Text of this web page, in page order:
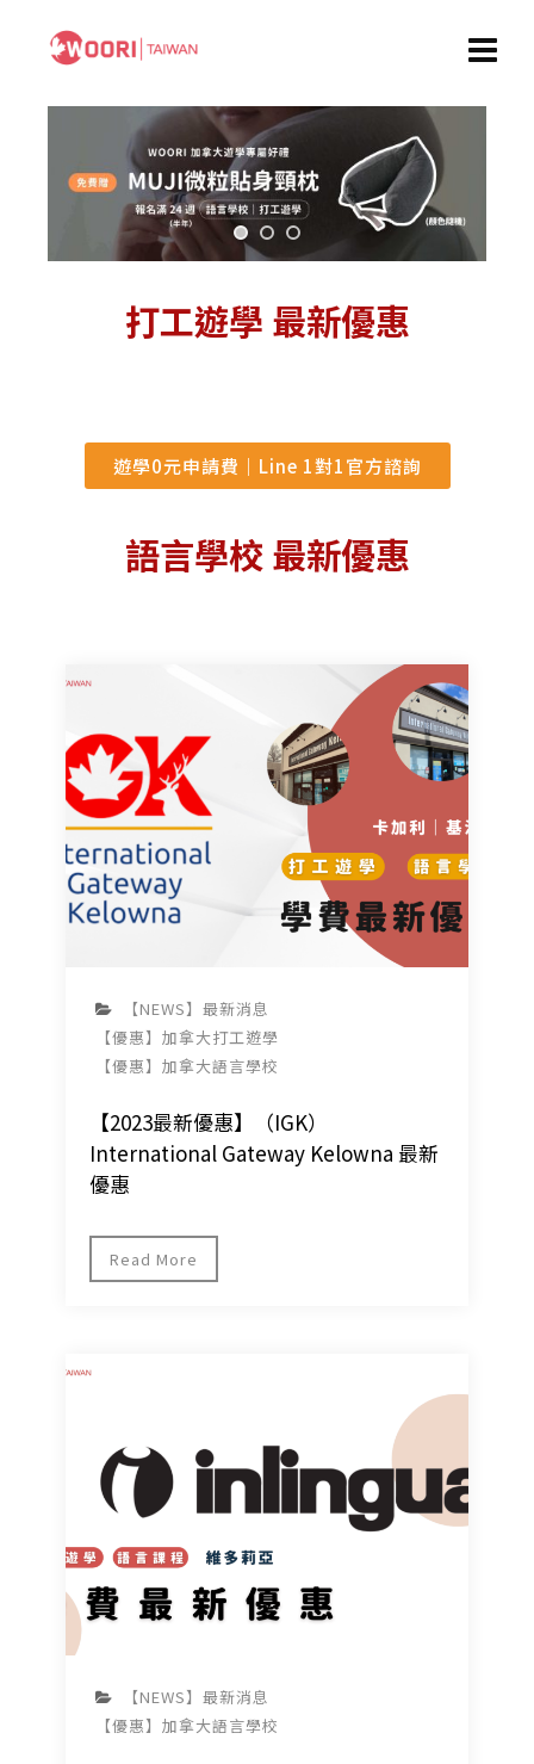
打工遊學 最新優惠
遊學0元申請費｜Line 1對1官方諮詢
語言學校 最新優惠
【NEWS】最新消息
【優惠】加拿大打工遊學
【優惠】加拿大語言學校
【2023最新優惠】（IGK）
International Gateway Kelowna 最新
優惠
Read More
【NEWS】最新消息
【優惠】加拿大語言學校